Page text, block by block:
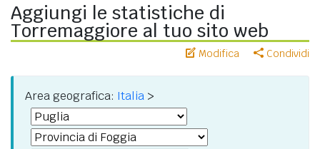
Aggiungi le statistiche di
Torremaggiore al tuo sito web
Modifica Condividi
Area geografica: Italia >